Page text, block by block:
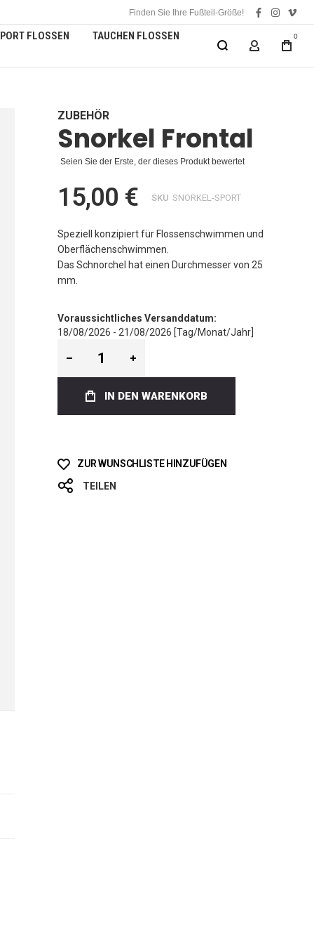
Finden Sie Ihre Fußteil-Größe!
facebook
FLOSSEN
TAUCHEN FLOSSEN
MEIN
0
ZUBEHÖR
Snorkel Frontal
Seien Sie der Erste, der dieses Produkt bewertet
15,00 € SKU SNORKEL-SPORT
Speziell konzipiert für Flossenschwimmen und
Oberflächenschwimmen.
Das Schnorchel hat einen Durchmesser von 25
mm.
Voraussichtliches Versanddatum:
18/08/2026 - 21/08/2026 [Tag/Monat/Jahr]
IN DEN WARENKORB
ZUR WUNSCHLISTE HINZUFÜGEN
TEILEN